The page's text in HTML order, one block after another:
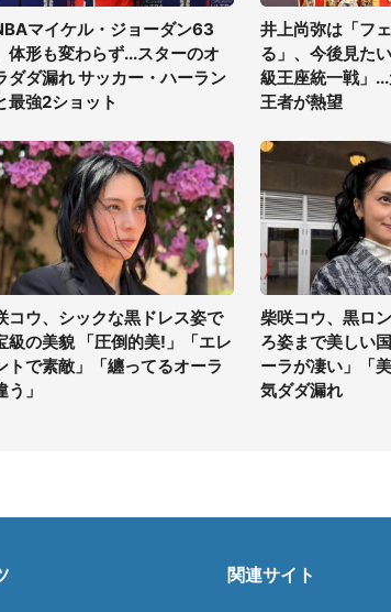
マイケル・ジョーダン63
体形も変わらず...スターのオ
ダダ漏れ サッカー・ハーラン
最強2ショット
井上尚弥は「フ
る」、今後見た
級王座統一戦」
王者が熱望
コウ、シックな黒ドレス姿で
級の美貌 「圧倒的美!」「エレ
トで素敵」「纏ってるオーラ
う」
柴咲コウ、黒ロ
ろ姿まで美しい
ーラが凄い」「
気ダダ漏れ
関連サイト